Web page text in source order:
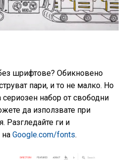
шрифтове? Обикновено
пари, и то не малко. Но
набор от свободни
да използвате при
Разгледайте ги и
на Google.com/fonts.